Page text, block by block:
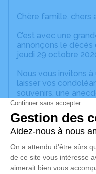
Chère famille, chers
C’est avec une
annonçons le décès
jeudi 29 octobre
Nous vous invitons
laisser vos
souvenirs, une
à travers des
est un lieu
mémoire d’Andrée
Un service de
disponible ici.